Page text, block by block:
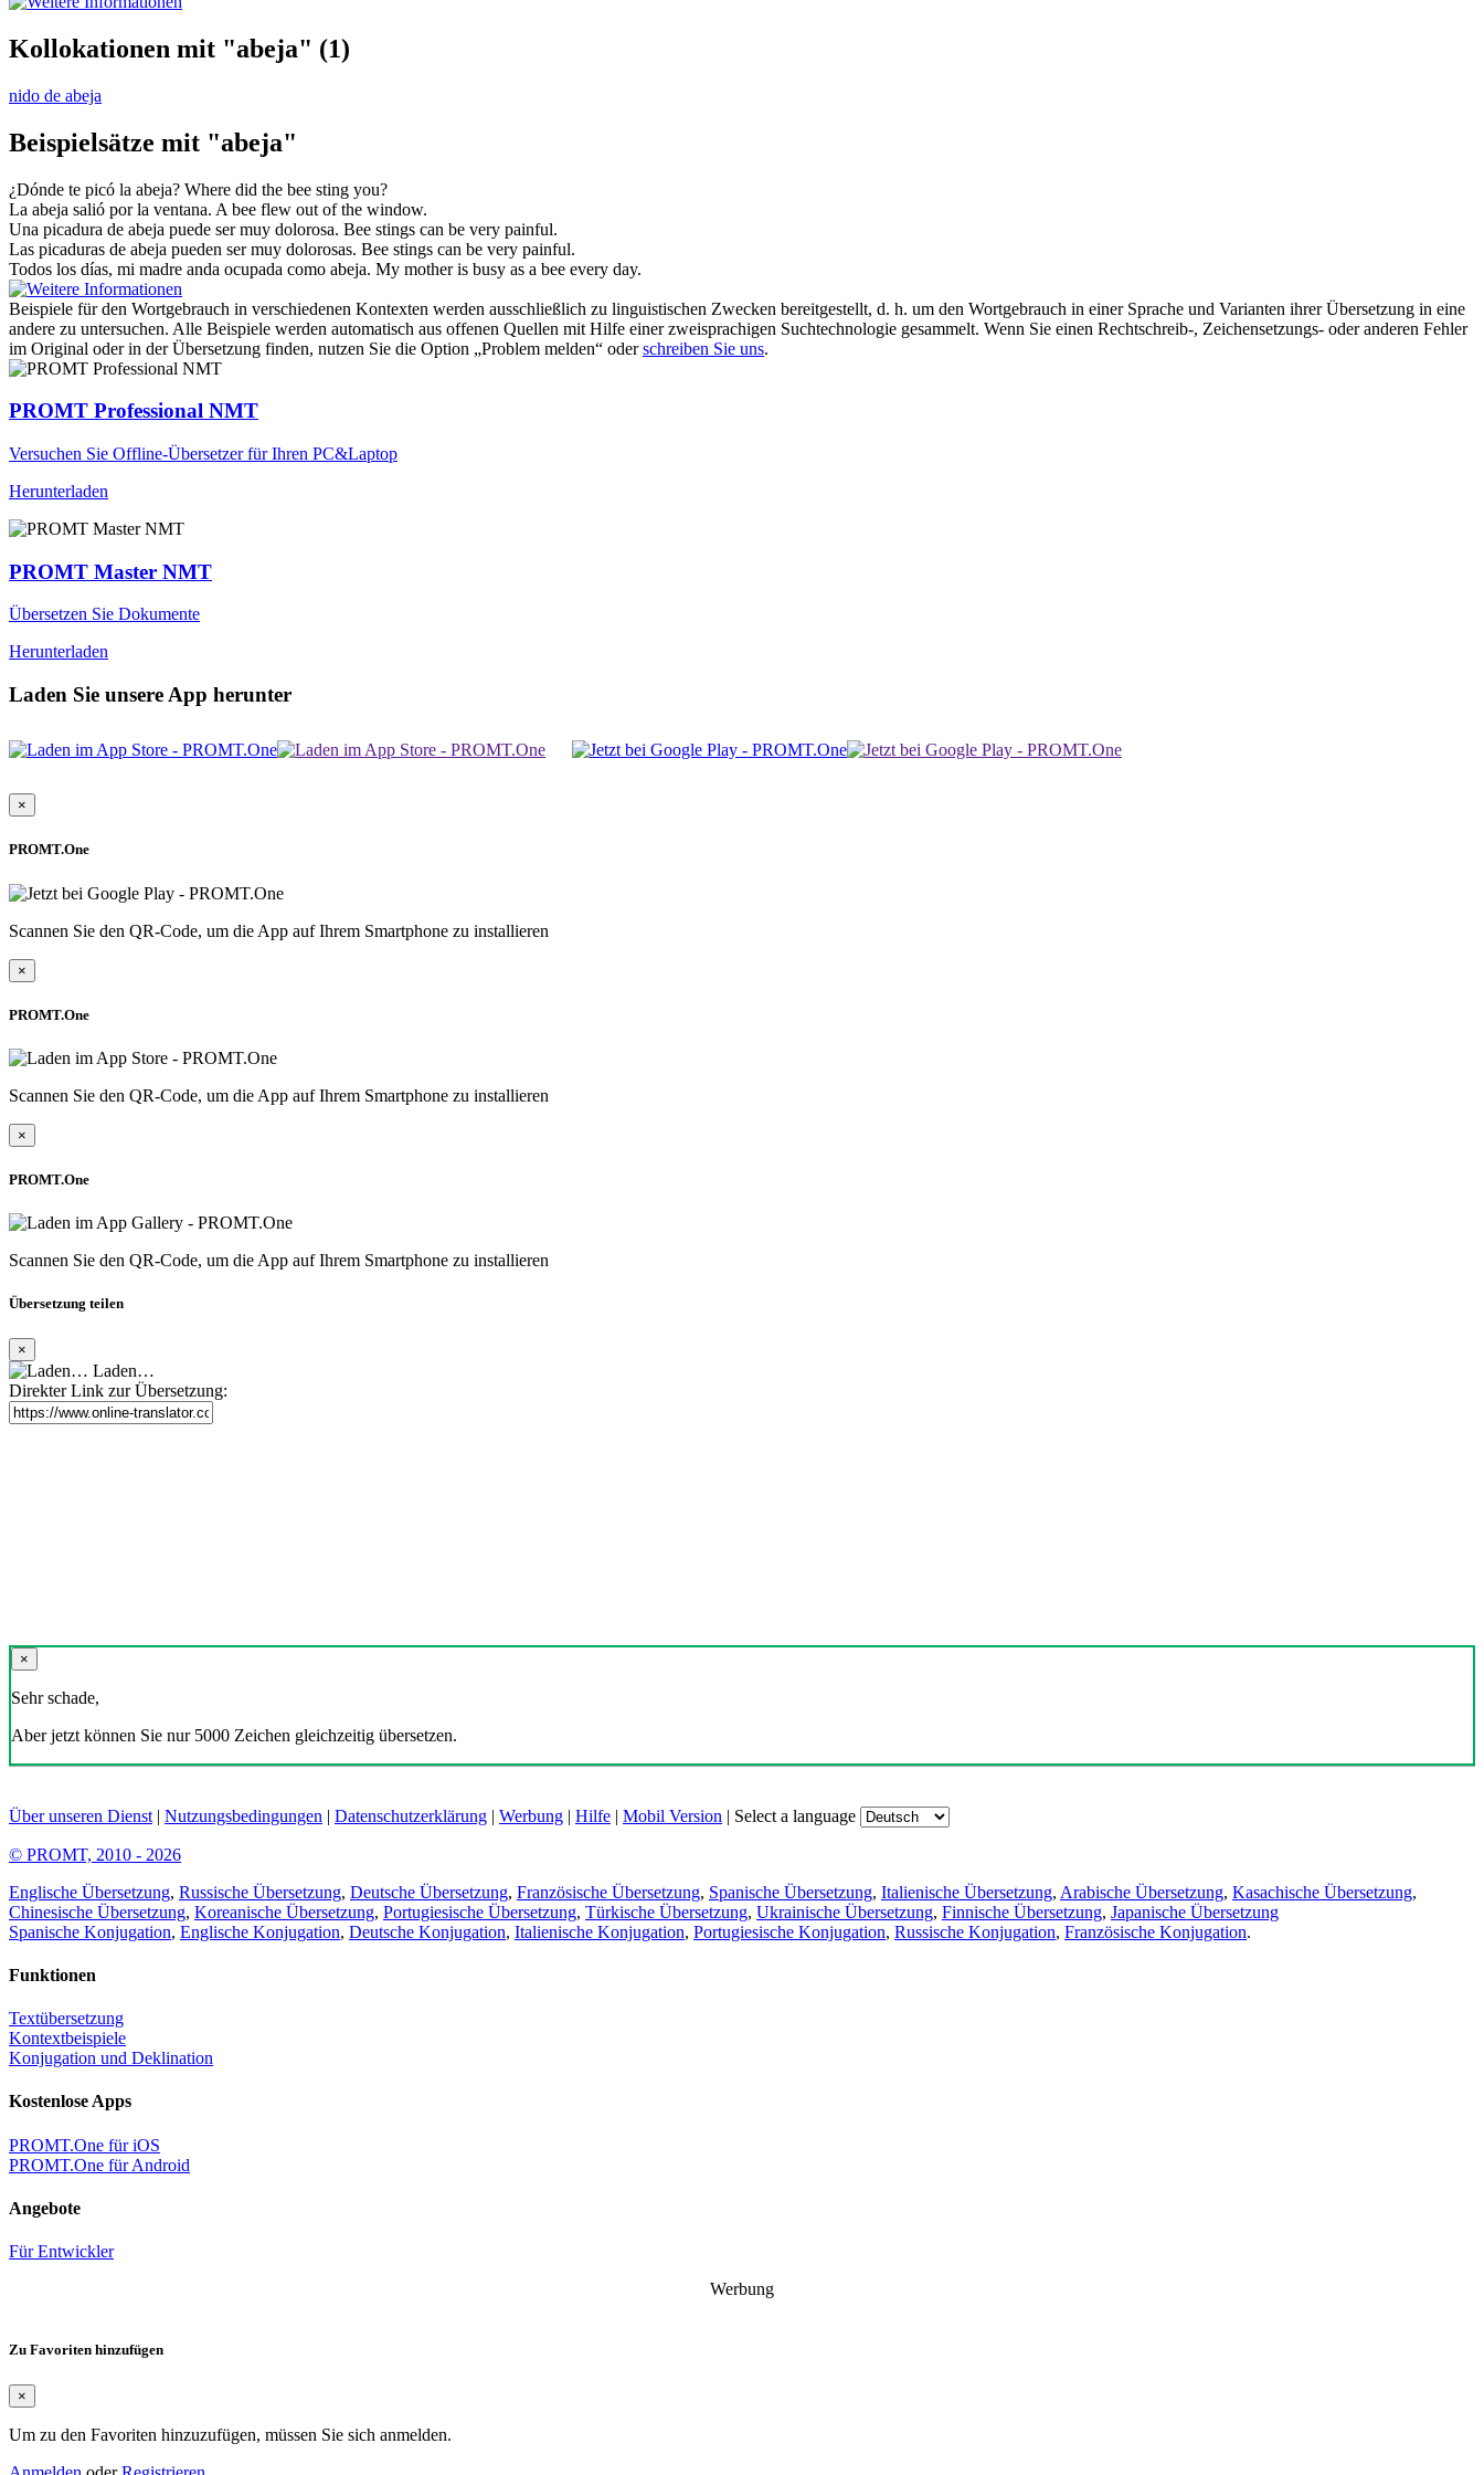
Kollokationen mit "abeja" (1)
nido de abeja
Beispielsätze mit "abeja"
¿Dónde te picó la abeja? Where did the bee sting you?
La abeja salió por la ventana. A bee flew out of the window.
Una picadura de abeja puede ser muy dolorosa. Bee stings can be very painful.
Las picaduras de abeja pueden ser muy dolorosas. Bee stings can be very painful.
Todos los días, mi madre anda ocupada como abeja. My mother is busy as a bee every day.
Beispiele für den Wortgebrauch in verschiedenen Kontexten werden ausschließlich zu linguistischen Zwecken bereitgestellt, d. h. um den Wortgebrauch in einer Sprache und Varianten ihrer Übersetzung in eine
andere zu untersuchen. Alle Beispiele werden automatisch aus offenen Quellen mit Hilfe einer zweisprachigen Suchtechnologie gesammelt. Wenn Sie einen Rechtschreib-, Zeichensetzungs- oder anderen Fehler
im Original oder in der Übersetzung finden, nutzen Sie die Option „Problem melden“ oderschreiben Sie uns.
PROMT Professional NMT
Versuchen Sie Offline-Übersetzer für Ihren PC&Laptop
Herunterladen
PROMT Master NMT
Übersetzen Sie Dokumente
Herunterladen
Laden Sie unsere App herunter
×
PROMT.One
Scannen Sie den QR-Code, um die App auf Ihrem Smartphone zu installieren
×
PROMT.One
Scannen Sie den QR-Code, um die App auf Ihrem Smartphone zu installieren
×
PROMT.One
Scannen Sie den QR-Code, um die App auf Ihrem Smartphone zu installieren
Übersetzung teilen
×
Laden…
Direkter Link zur Übersetzung:
×
Sehr schade,
Aber jetzt können Sie nur 5000 Zeichen gleichzeitig übersetzen.
Über unseren Dienst | Nutzungsbedingungen | Datenschutzerklärung | Werbung | Hilfe | Mobil Version | Select a language
© PROMT, 2010 - 2026
Englische Übersetzung, Russische Übersetzung, Deutsche Übersetzung, Französische Übersetzung, Spanische Übersetzung, Italienische Übersetzung, Arabische Übersetzung, Kasachische Übersetzung,
Chinesische Übersetzung, Koreanische Übersetzung, Portugiesische Übersetzung, Türkische Übersetzung, Ukrainische Übersetzung, Finnische Übersetzung, Japanische Übersetzung
Spanische Konjugation, Englische Konjugation, Deutsche Konjugation, Italienische Konjugation, Portugiesische Konjugation, Russische Konjugation, Französische Konjugation.
Funktionen
Textübersetzung
Kontextbeispiele
Konjugation und Deklination
Kostenlose Apps
PROMT.One für iOS
PROMT.One für Android
Angebote
Für Entwickler
Werbung
Zu Favoriten hinzufügen
×
Um zu den Favoriten hinzuzufügen, müssen Sie sich anmelden.